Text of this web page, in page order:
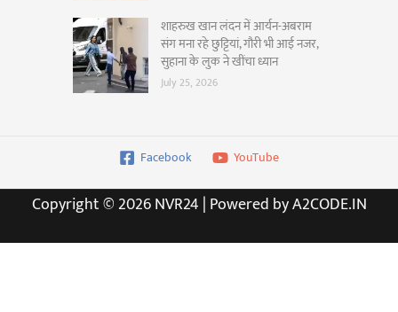
शाहरुख खान लंदन में आर्यन-अबराम
संग मना रहे छुट्टियां, गौरी भी आई नजर,
सुहाना के लुक ने खींचा ध्यान
July 25, 2026
Facebook YouTube
Copyright © 2026 NVR24 | Powered by A2CODE.IN